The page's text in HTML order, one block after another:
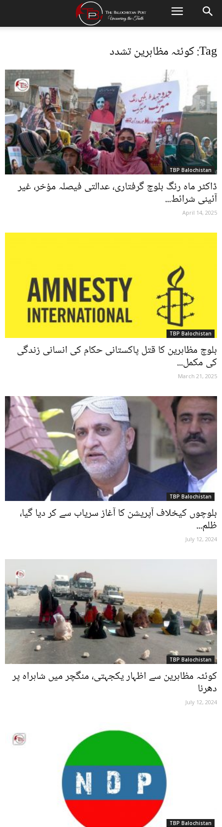
Tag: کوئٹہ مظاہرین تشدد
TBP Balochistan
ڈاکٹر ماہ رنگ بلوچ گرفتاری، عدالتی فیصلہ مؤخر، غیر
آئینی شرائط...
April 14, 2025
TBP Balochistan
بلوچ مظاہرین کا قتل پاکستانی حکام کی انسانی زندگی
کی مکمل...
March 21, 2025
TBP Balochistan
بلوچوں کیخلاف آپریشن کا آغاز سریاب سے کر دیا گیا،
ظلم...
July 12, 2024
TBP Balochistan
کوئٹہ مظاہرین سے اظہار یکجہتی، منگچر میں شاہراہ پر
دھرنا
July 12, 2024
TBP Balochistan